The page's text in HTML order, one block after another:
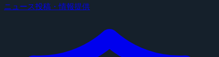
ニュース投稿・情報提供